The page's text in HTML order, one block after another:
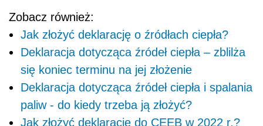
Zobacz również:
Jak złożyć deklarację o źródłach ciepła?
Deklaracja dotycząca źródeł ciepła – zblilża
się koniec terminu na jej złożenie
Deklaracja dotycząca źródeł ciepła i spalania
paliw - do kiedy trzeba ją złożyć?
Jak złożyć deklarację do CEEB w 2022 r.?